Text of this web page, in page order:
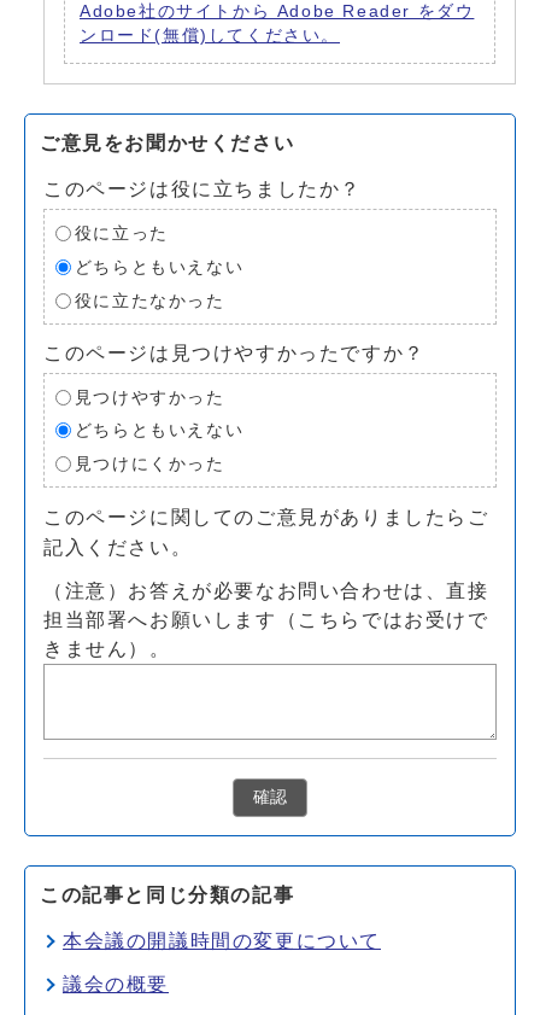
Adobe社のサイトから Adobe Reader をダウ
ンロード(無償)してください。
ご意見をお聞かせください
このページは役に立ちましたか？
役に立った
どちらともいえない
役に立たなかった
このページは見つけやすかったですか？
見つけやすかった
どちらともいえない
見つけにくかった
このページに関してのご意見がありましたらご
記入ください。
（注意）お答えが必要なお問い合わせは、直接
担当部署へお願いします（こちらではお受けで
きません）。
確認
この記事と同じ分類の記事
本会議の開議時間の変更について
議会の概要